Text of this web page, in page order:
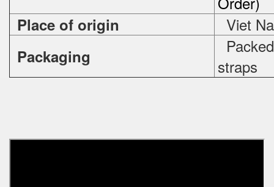
Place of origin Viet
Packaging
straps